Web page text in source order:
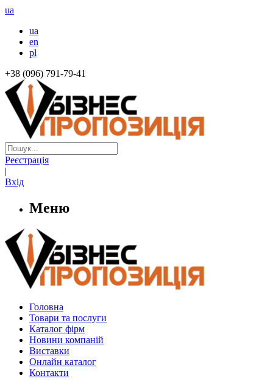
ua
ua
en
pl
+38 (096) 791-79-41
Реєстрація
|
Вхід
Меню
Головна
Товари та послуги
Каталог фірм
Новини компаній
Виставки
Онлайн каталог
Контакти